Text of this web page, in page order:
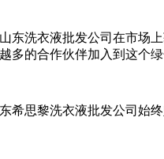
洗衣液批发公司在市场上
多的合作伙伴加入到这个绿
思黎洗衣液批发公司始终